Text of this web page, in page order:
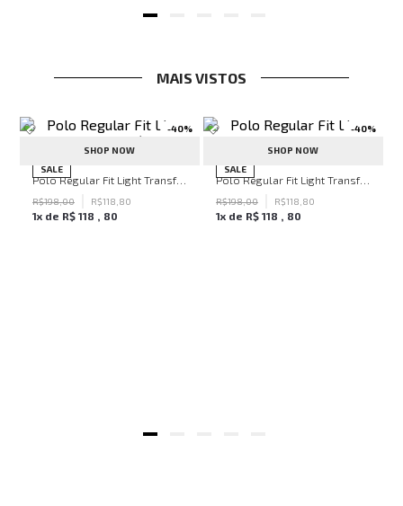
MAIS VISTOS
-40%
SALE
SHOP NOW
Polo Regular Fit Light Transfer Bege Médio John John Masculina
R$198,00 R$118 80
1x de R$ 118 80
-40%
SALE
SHOP NOW
Polo Regular Fit Light Transfer Verde Escuro John John Masculina
R$198,00 R$118 80
1x de R$ 118 80